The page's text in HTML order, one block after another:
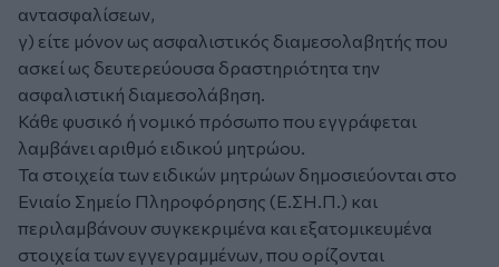
αντασφαλίσεων,
γ) είτε μόνον ως ασφαλιστικός διαμεσολαβητής που
ασκεί ως δευτερεύουσα δραστηριότητα την
ασφαλιστική διαμεσολάβηση.
Κάθε φυσικό ή νομικό πρόσωπο που εγγράφεται
λαμβάνει αριθμό ειδικού μητρώου.
Τα στοιχεία των ειδικών μητρώων δημοσιεύονται στο
Ενιαίο Σημείο Πληροφόρησης (Ε.ΣΗ.Π.) και
περιλαμβάνουν συγκεκριμένα και εξατομικευμένα
στοιχεία των εγγεγραμμένων, που ορίζονται